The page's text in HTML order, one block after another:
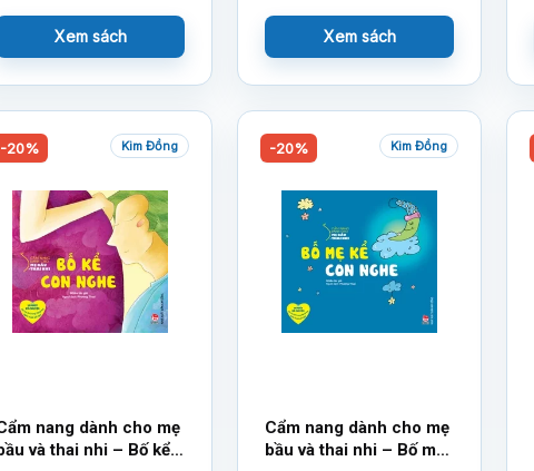
Xem sách Xem sách
-20% Kim Đồng
nang dành cho mẹ
và thai nhi – Bố kể
-20% Kim Đồng
Cẩm nang dành cho mẹ
bầu và thai nhi – Bố mẹ